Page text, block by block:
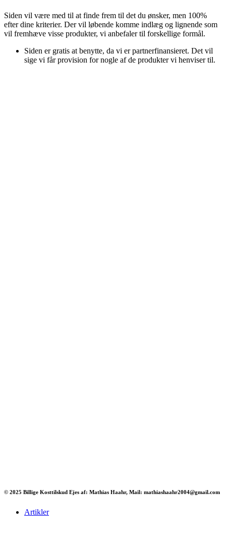
Siden vil være med til at finde frem til det du ønsker, men 100%
efter dine kriterier. Der vil løbende komme indlæg og lignende som
vil fremhæve visse produkter, vi anbefaler til forskellige formål.
Siden er gratis at benytte, da vi er partnerfinansieret. Det vil
sige vi får provision for nogle af de produkter vi henviser til.
© 2025 Billige Kosttilskud Ejes af: Mathias Haahr, Mail: mathiashaahr2004@gmail.com
Artikler